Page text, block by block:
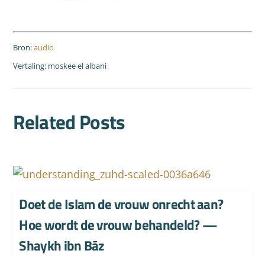
Bron:audio
Vertaling: moskee el albani
Related Posts
Doet de Islam de vrouw onrecht aan?
Hoe wordt de vrouw behandeld? —
Shaykh ibn Bāz